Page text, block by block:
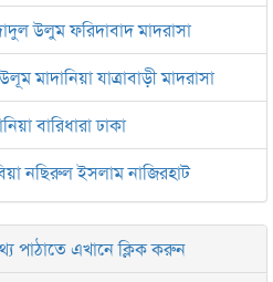
উলুম ফরিদাবাদ মাদরাসা
মাদানিয়া যাত্রাবাড়ী মাদরাসা
বারিধারা ঢাকা
নছিরুল ইসলাম নাজিরহাট
আল-ইসলামিয়া চট্টগ্রাম
বাংলাদেশ বসুন্ধরা
পাঠাতে এখানে ক্লিক করুন